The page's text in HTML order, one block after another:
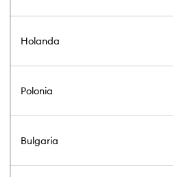
Holanda
Polonia
Bulgaria